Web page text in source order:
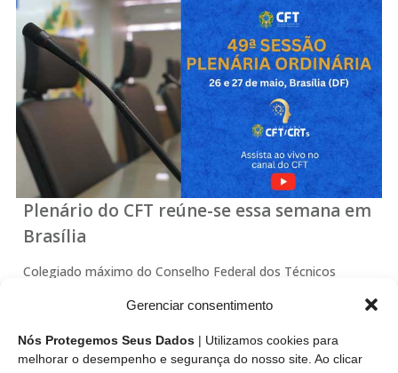
Gerenciar consentimento
Nós Protegemos Seus Dados | Utilizamos cookies para
melhorar o desempenho e segurança do nosso site. Ao clicar
Plenário do CFT reúne-se essa semana em
Brasília
Colegiado máximo do Conselho Federal dos Técnicos
feira (27/5) no auditório do CFT. A pauta da reunião conta
com minutas de resolução, relatórios de prestação de
contas dos Conselhos Regionais dos Técnicos…